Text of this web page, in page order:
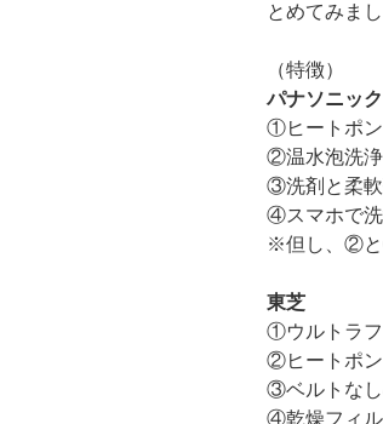
とめてみまし
（特徴）
パナソニック
①ヒートポン
②温水泡洗
③洗剤と柔軟
④スマホで洗
※但し、②と
東芝
①ウルトラフ
②ヒートポン
③ベルトなし
④乾燥フィ